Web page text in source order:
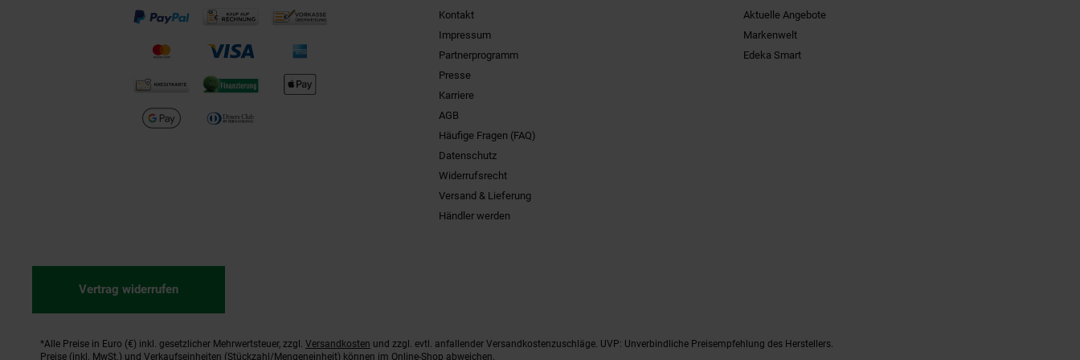
Kontakt
Impressum
Partnerprogramm
Presse
Karriere
AGB
Häufige Fragen (FAQ)
Datenschutz
Widerrufsrecht
Versand & Lieferung
Händler werden
Aktuelle Angebote
Markenwelt
Edeka Smart
Vertrag widerrufen
Fußnoten
*Alle Preise in Euro (€) inkl. gesetzlicher Mehrwertsteuer, zzgl. Versandkosten und zzgl. evtl. anfallender Versandkostenzuschläge. UVP: Unverbindliche Preisempfehlung des Herstellers.
Preise (inkl. MwSt.) und Verkaufseinheiten (Stückzahl/Mengeneinheit) können im Online-Shop abweichen.